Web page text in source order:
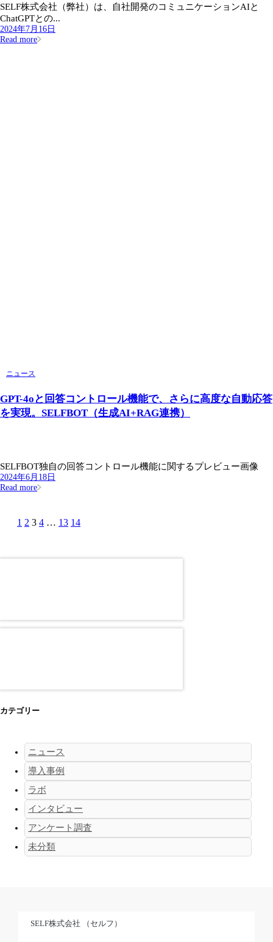
SELF株式会社（弊社）は、自社開発のコミュニケーションAIと
ChatGPTとの...
2024年7月16日
Read more
ニュース
GPT-4oと回答コントロール機能で、さらに高度な自動応答
を実現。SELFBOT（生成AI+RAG連携）
SELFBOT独自の回答コントロール機能に関するプレビュー画像
2024年6月18日
Read more
1 2 3 4 … 13 14
カテゴリー
ニュース
導入事例
ラボ
インタビュー
アンケート調査
未分類
SELF株式会社 （セルフ）